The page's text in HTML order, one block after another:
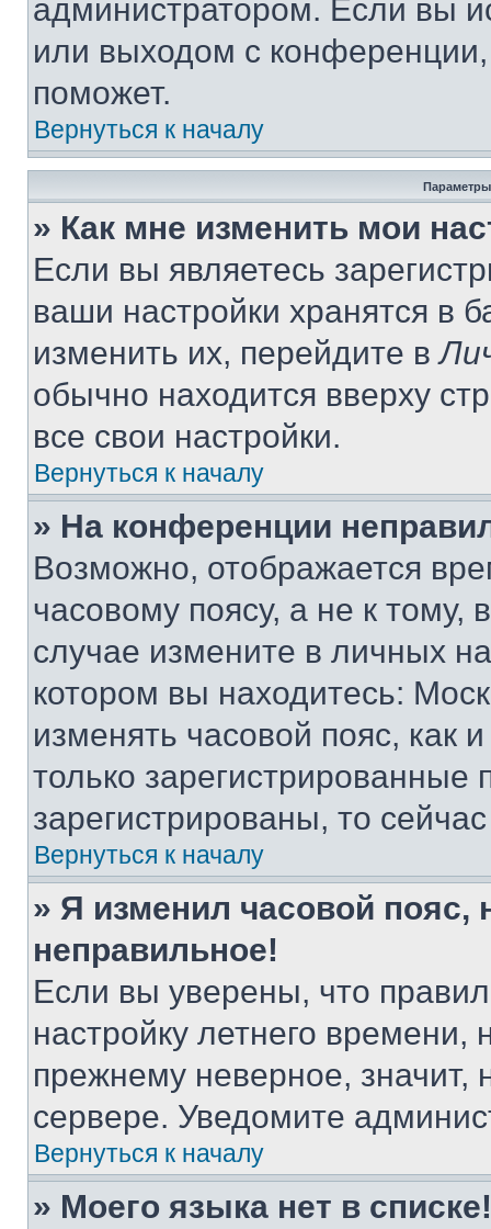
администратором. Если вы
или выходом с
поможет.
Вернуться к началу
Параметры
» Как мне изменить мои
Если вы являетесь
ваши настройки хранятся в
изменить их, перейдите в
обычно находится вверху
все свои настройки.
Вернуться к началу
» На конференции
Возможно, отображается
часовому поясу, а не к тому,
случае измените в личных
котором вы находитесь:
изменять часовой пояс, как
только
зарегистрированы, то
Вернуться к началу
» Я изменил часовой пояс,
неправильное!
Если вы уверены, что
настройку летнего
прежнему неверное, значит,
сервере. Уведомите
Вернуться к началу
» Моего языка нет в списке!